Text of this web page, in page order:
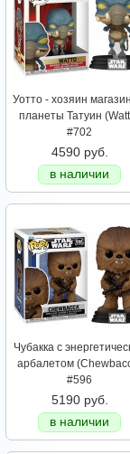
Уотто - хозяин
планеты Татуин
#702
4590 руб.
в наличии
Чубакка с
арбалетом
#596
5190 руб.
в наличии